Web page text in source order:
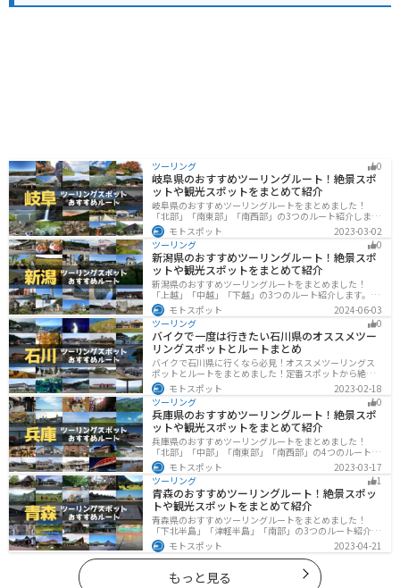
あります。道の駅でも販売しているので、お土産にいか
ツーリング 0
岐阜県のおすすめツーリングルート！絶景スポ
ットや観光スポットをまとめて紹介
岐阜県のおすすめツーリングルートをまとめました！
「北部」「南東部」「南西部」の3つのルート紹介しま
す。自然豊かな山が充実しており、山を生かした施設や
グルメ、絶景スポットなど、自然を満喫するツーリング
ができます。バイクで岐阜県にツーリングに行く際は参
考にしてください。
モトスポット
2023-03-02
ツーリング
0
新潟県のおすすめツーリングルート！絶景スポ
ットや観光スポットをまとめて紹介
新潟県のおすすめツーリングルートをまとめました！
「上越」「中越」「下越」の3つのルート紹介します。自
然豊かな山と海、グルメも充実しており、自然を満喫す
るツーリングができます。バイクで新潟県にツーリング
に行く際は参考にしてください。
モトスポット
2024-06-03
ツーリング
0
バイクで一度は行きたい石川県のオススメツー
リングスポットとルートまとめ
バイクで石川県に行くなら必見！オススメツーリングス
ポットとルートをまとめました！定番スポットから絶景
スポット、温泉、海、グルメなど様々なジャンルで楽し
めます。バイクで石川ツーリングに行こうと思っている
人は、参考にしてください。
モトスポット
2023-02-18
ツーリング
0
兵庫県のおすすめツーリングルート！絶景スポ
ットや観光スポットをまとめて紹介
兵庫県のおすすめツーリングルートをまとめました！
「北部」「中部」「南東部」「南西部」の4つのルート紹
介します。自然豊かな山を堪能できる北部と中部、街中
で海辺の南部と違った楽しみ方ができます。バイクで兵
庫県にツーリングに行く際は参考にしてください。
モトスポット
2023-03-17
ツーリング
1
青森のおすすめツーリングルート！絶景スポッ
トや観光スポットをまとめて紹介
青森県のおすすめツーリングルートをまとめました！
「下北半島」「津軽半島」「南部」の3つのルート紹介し
ます。自然に恵まれた風光明媚な景色や歴史文化に触れ
られる観光スポットが多くあります。バイクで青森県に
ツーリングに行く際は参考にしてください。
モトスポット 2023-04-21
もっと見る